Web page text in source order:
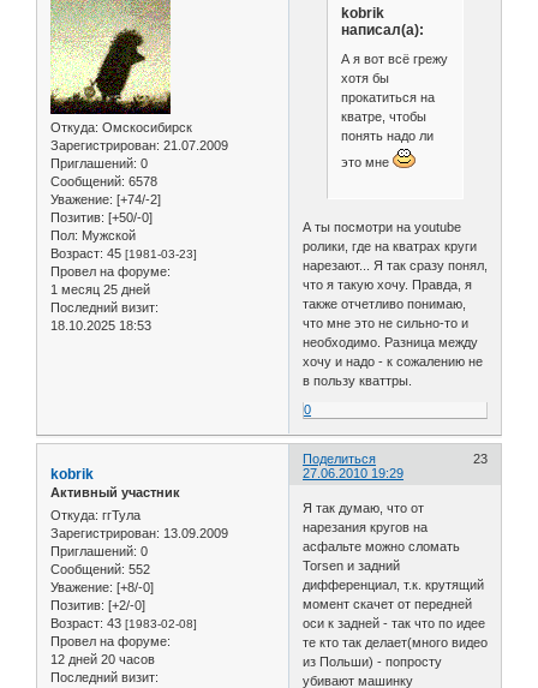
Откуда: Омскосибирск
Зарегистрирован: 21.07.2009
Приглашений: 0
Сообщений: 6578
Уважение: [+74/-2]
Позитив: [+50/-0]
Пол: Мужской
Возраст: 45 [1981-03-23]
Провел на форуме:
1 месяц 25 дней
Последний визит:
18.10.2025 18:53
kobrik
написал(а):
А я вот всё грежу
хотя бы
прокатиться на
кватре, чтобы
понять надо ли
это мне
А ты посмотри на youtube
ролики, где на кватрах круги
нарезают... Я так сразу понял,
что я такую хочу. Правда, я
также отчетливо понимаю,
что мне это не сильно-то и
необходимо. Разница между
хочу и надо - к сожалению не
в пользу кваттры.
0
Поделиться
23
27.06.2010 19:29
kobrik
Активный участник
Откуда: ггТула
Зарегистрирован: 13.09.2009
Приглашений: 0
Сообщений: 552
Уважение: [+8/-0]
Позитив: [+2/-0]
Возраст: 43 [1983-02-08]
Провел на форуме:
12 дней 20 часов
Последний визит:
Я так думаю, что от
нарезания кругов на
асфальте можно сломать
Torsen и задний
дифференциал, т.к. крутящий
момент скачет от передней
оси к задней - так что по идее
те кто так делает(много видео
из Польши) - попросту
убивают машинку